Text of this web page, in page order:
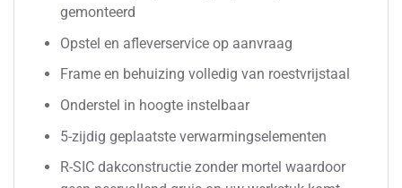
gemonteerd
Opstel en afleverservice op aanvraag
Frame en behuizing volledig van roestvrijstaal
Onderstel in hoogte instelbaar
5-zijdig geplaatste verwarmingselementen
R-SIC dakconstructie zonder mortel waardoor